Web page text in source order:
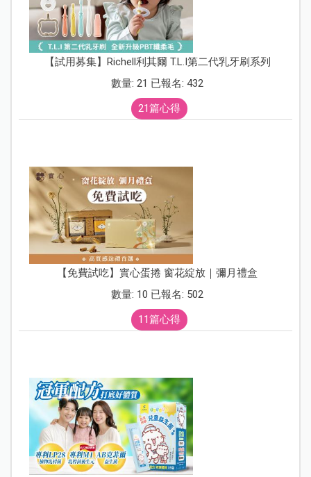
【試用募集】Richell利其爾 T.L.I第二代乳牙刷系列
數量: 21 已報名: 432
21篇心得
【免費試吃】實心蛋捲 窗花綻放｜彌月禮盒
數量: 10 已報名: 502
11篇心得